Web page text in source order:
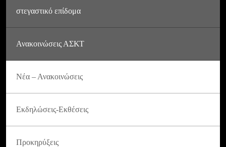
στεγαστικό επίδομα
Ανακοινώσεις ΑΣΚΤ
Νέα – Ανακοινώσεις
Εκδηλώσεις-Εκθέσεις
Προκηρύξεις